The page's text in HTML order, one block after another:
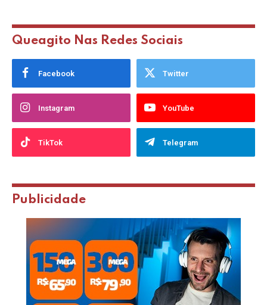
Queagito Nas Redes Sociais
Facebook Twitter
Instagram YouTube
TikTok Telegram
Publicidade